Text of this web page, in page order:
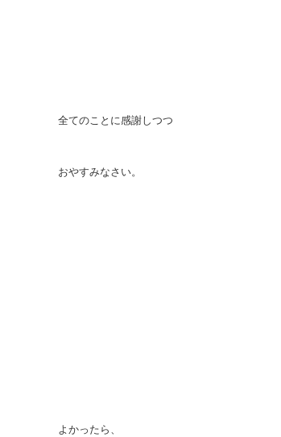
全てのことに感謝しつつ
おやすみなさい。
よかったら、